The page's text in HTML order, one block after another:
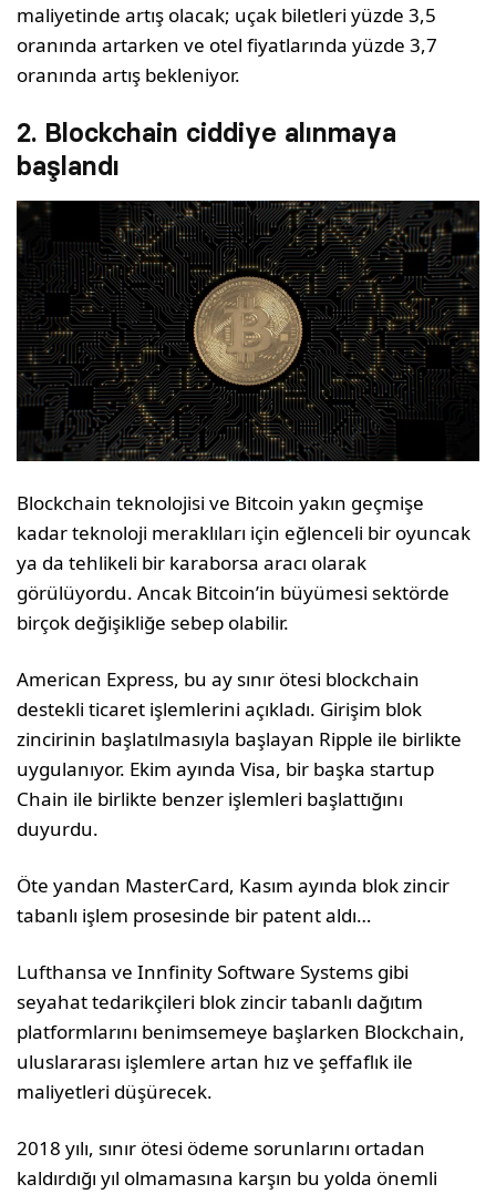
maliyetinde artış olacak; uçak biletleri yüzde 3,5
oranında artarken ve otel fiyatlarında yüzde 3,7
oranında artış bekleniyor.
2. Blockchain ciddiye alınmaya
başlandı
Blockchain teknolojisi ve Bitcoin yakın geçmişe
kadar teknoloji meraklıları için eğlenceli bir oyuncak
ya da tehlikeli bir karaborsa aracı olarak
görülüyordu. Ancak Bitcoin’in büyümesi sektörde
birçok değişikliğe sebep olabilir.
American Express, bu ay sınır ötesi blockchain
destekli ticaret işlemlerini açıkladı. Girişim blok
zincirinin başlatılmasıyla başlayan Ripple ile birlikte
uygulanıyor. Ekim ayında Visa, bir başka startup
Chain ile birlikte benzer işlemleri başlattığını
duyurdu.
Öte yandan MasterCard, Kasım ayında blok zincir
tabanlı işlem prosesinde bir patent aldı…
Lufthansa ve Innfinity Software Systems gibi
seyahat tedarikçileri blok zincir tabanlı dağıtım
platformlarını benimsemeye başlarken Blockchain,
uluslararası işlemlere artan hız ve şeffaflık ile
maliyetleri düşürecek.
2018 yılı, sınır ötesi ödeme sorunlarını ortadan
kaldırdığı yıl olmamasına karşın bu yolda önemli